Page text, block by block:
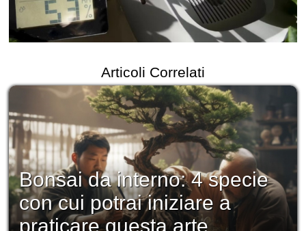
Articoli Correlati
Bonsai da interno: 4 specie
con cui potrai iniziare a
praticare questa arte